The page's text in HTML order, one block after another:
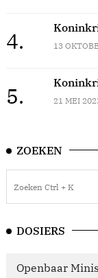
4. 13
5. 21 MEI
ZOEKEN
DOSIERS
Openbaar